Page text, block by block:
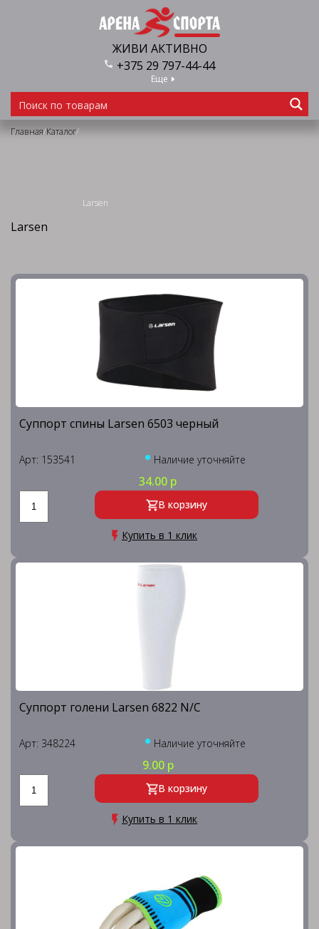
ЖИВИ АКТИВНО
+375 29 797-44-44
Еще
Главная/Каталог/
Larsen
Larsen
Суппорт спины Larsen 6503 черный
Арт: 153541 Наличие уточняйте
34.00 р
В корзину
Купить в 1 клик
Суппорт голени Larsen 6822 N/C
Арт: 348224 Наличие уточняйте
9.00 р
В корзину
Купить в 1 клик